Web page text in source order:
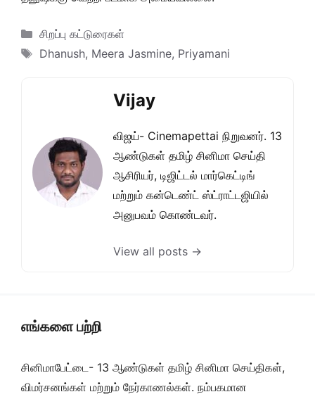
Categories
சிறப்பு கட்டுரைகள்
Tags
Dhanush, Meera Jasmine, Priyamani
Vijay
விஜய்- Cinemapettai நிறுவனர். 13
ஆண்டுகள் தமிழ் சினிமா செய்தி
ஆசிரியர், டிஜிட்டல் மார்கெட்டிங்
மற்றும் கன்டெண்ட் ஸ்ட்ராட்டஜியில்
அனுபவம் கொண்டவர்.
View all posts →
எங்களை பற்றி
சினிமாபேட்டை- 13 ஆண்டுகள் தமிழ் சினிமா செய்திகள்,
விமர்சனங்கள் மற்றும் நேர்காணல்கள். நம்பகமான